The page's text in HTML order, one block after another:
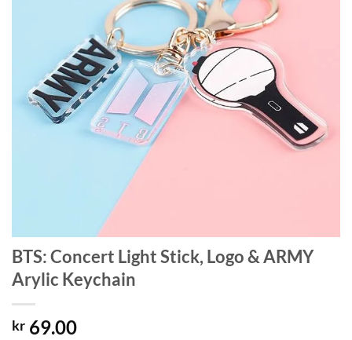
BTS: Concert Light Stick, Logo & ARMY
Arylic Keychain
kr 69.00